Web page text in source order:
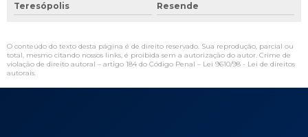
Teresópolis Resende
O conteúdo do texto desta página é de direito reservado. Sua reprodução, parcial ou
total, mesmo citando nossos links, é proibida sem a autorização do autor. Crime de
violação de direito autoral – artigo 184 do Código Penal – Lei 9610/98 - Lei de direitos
autorais.